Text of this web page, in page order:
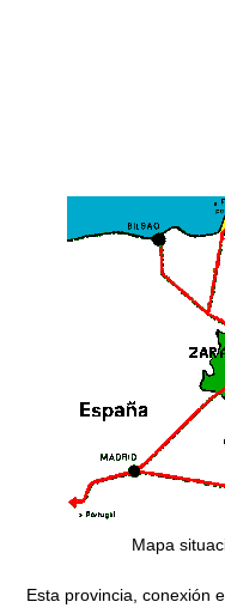
Mapa
Esta provincia, conexión